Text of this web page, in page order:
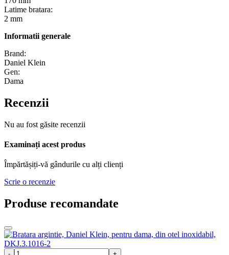
Latime bratara:
2 mm
Informatii generale
Brand:
Daniel Klein
Gen:
Dama
Recenzii
Nu au fost găsite recenzii
Examinați acest produs
Împărtășiți-vă gândurile cu alți clienți
Scrie o recenzie
Produse recomandate